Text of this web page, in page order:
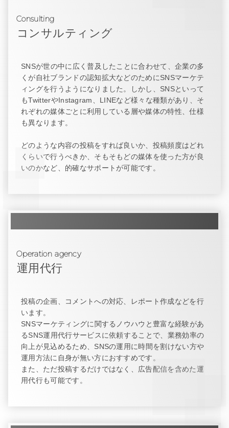
Consulting
コンサルティング
SNSが世の中に広く普及したことに合わせて、企業の多
くが自社ブランドの認知拡大などのためにSNSマーケテ
ィングを行うようになりました。しかし、SNSといって
もTwitterやInstagram、LINEなど様々な種類があり、そ
れぞれの媒体ごとに利用している層や媒体の特性、仕様
も異なります。
どのような内容の投稿をすれば良いか、投稿頻度はどれ
くらいで行うべきか、そもそもどの媒体を使った方が良
いのかなど、的確なサポートが可能です。
Operation agency
運用代行
投稿の企画、コメントへの対応、レポート作成などを行
います。
SNSマーケティングに関するノウハウと豊富な経験があ
るSNS運用代行サービスに依頼することで、業務効率の
向上が見込めるため、SNSの運用に時間を割けない方や
運用方法に自身が無い方におすすめです。
また、ただ投稿するだけではなく、広告配信を含めた運
用代行も可能です。